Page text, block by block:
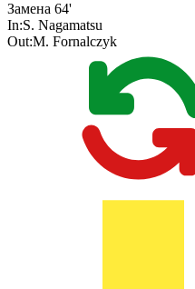
Замена 64'
In:S. Nagamatsu
Out:M. Fornalczyk